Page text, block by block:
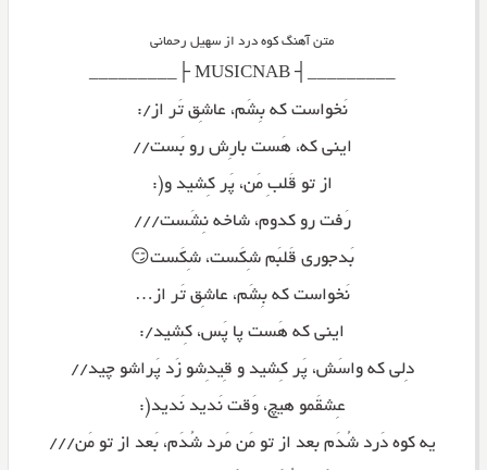
متن آهنگ کوه درد از سهیل رحمانی
_________┤ MUSICNAB ├_________
نَخواست که بِشَم، عاشِق تَر از/:
اینی که، هَست بارِش رو بَست//
از تو قَلبِ مَن، پَر کِشید و(:
رَفت رو کدوم، شاخه نِشَست///
بَدجوری قَلبَم شِکَست، شِکَست😏
نَخواست که بِشَم، عاشِق تَر از…
اینی که هَست پا پَس، کِشید/:
دِلی که واسَش، پَر کِشید و قِیدِشو زَد پَراشو چید//
عِشقَمو هیچ، وَقت نَدید نَدید(:
یه کوه دَرد شُدَم بعد از تو مَن مَرد شُدَم، بَعد از تو مَن///